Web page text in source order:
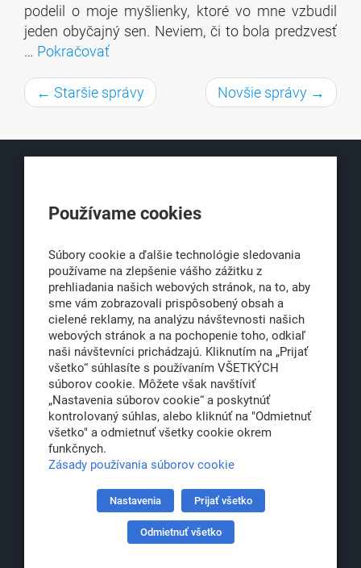
podelil o moje myšlienky, ktoré vo mne vzbudil
jeden obyčajný sen. Neviem, či to bola predzvesť
… Pokračovať
← Staršie správy Novšie správy →
Obchodná 6
office@klub500.sk
+421 2 54 646 464
www.klub500.sk
Copyright: Klub 500, 2026
Všetky práva vyhradené
Právna informácia
Partner:
Používame cookies
Súbory cookie a ďalšie technológie sledovania
používame na zlepšenie vášho zážitku z
prehliadania našich webových stránok, na to, aby
sme vám zobrazovali prispôsobený obsah a
cielené reklamy, na analýzu návštevnosti našich
webových stránok a na pochopenie toho, odkiaľ
naši návštevníci prichádzajú. Kliknutím na „Prijať
všetko“ súhlasíte s používaním VŠETKÝCH
súborov cookie. Môžete však navštíviť
„Nastavenia súborov cookie“ a poskytnúť
kontrolovaný súhlas, alebo kliknúť na "Odmietnuť
všetko" a odmietnuť všetky cookie okrem
funkčnych.
Zásady používania súborov cookie
Nastavenia Prijať všetko
Odmietnuť všetko